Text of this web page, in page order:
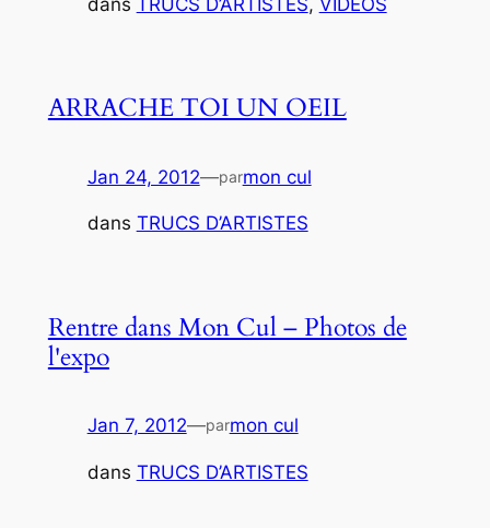
ARRACHE TOI UN OEIL
Jan 24, 2012—parmon cul
dans TRUCS D’ARTISTES
Rentre dans Mon Cul – Photos de
l'expo
Jan 7, 2012—parmon cul
dans TRUCS D’ARTISTES